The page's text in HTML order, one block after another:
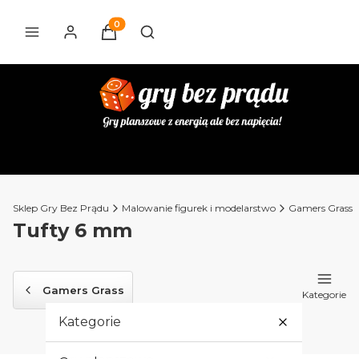
Produkty w koszyku: 0. Zobacz szczegóły
Otwórz wyszukiwarkę
Sklep Gry Bez Prądu Malowanie figurek i modelarstwo Gamers Grass
Tufty 6 mm
Gamers Grass Kategorie
Kategorie